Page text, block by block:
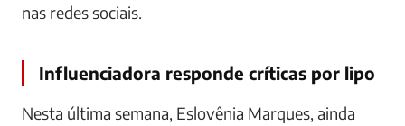
nas redes sociais.
Influenciadora responde críticas por lipo
Nesta última semana, Eslovênia Marques, ainda